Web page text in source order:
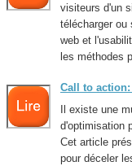
visiteurs d'un
télécharger ou
web et
les méthodes
Call to
Il existe une
d'optimisation
Cet article
pour déceler